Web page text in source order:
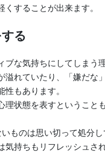
くすることが出来ます。
る
ブな気持ちにしてしまう
溢れていたり、「嫌だな
性もあります。
理状態を表すということ
ものは思い切って処分し
気持ちもリフレッシュさ